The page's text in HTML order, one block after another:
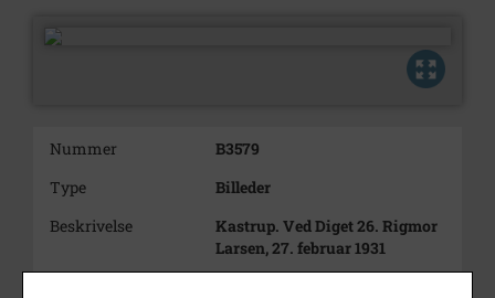
Nummer
B3579
Type
Billeder
Beskrivelse
Kastrup. Ved Diget 26. Rigmor
Larsen, 27. februar 1931